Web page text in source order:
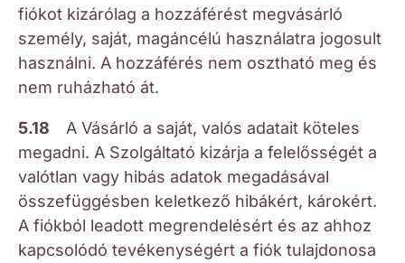
fiókot kizárólag a hozzáférést megvásárló
személy, saját, magáncélú használatra jogosult
használni. A hozzáférés nem osztható meg és
nem ruházható át.
5.18 A Vásárló a saját, valós adatait köteles
megadni. A Szolgáltató kizárja a felelősségét a
valótlan vagy hibás adatok megadásával
összefüggésben keletkező hibákért, károkért.
A fiókból leadott megrendelésért és az ahhoz
kapcsolódó tevékenységért a fiók tulajdonosa